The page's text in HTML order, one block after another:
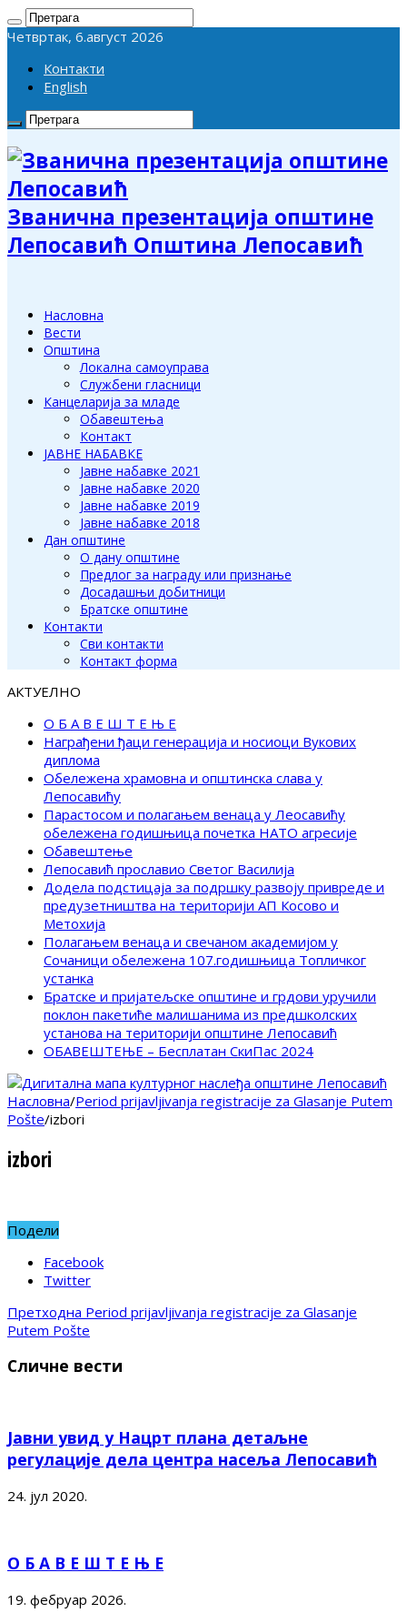
Четвртак, 6.август 2026
Контакти
English
Званична презентација општине
Лепосавић Општина Лепосавић
Насловна
Вести
Општина
Локална самоуправа
Службени гласници
Канцеларија за младе
Обавештења
Контакт
ЈАВНЕ НАБАВКЕ
Јавне набавке 2021
Јавне набавке 2020
Јавне набавке 2019
Јавне набавке 2018
Дан општине
О дану општине
Предлог за награду или признање
Досадашњи добитници
Братске општине
Контакти
Сви контакти
Контакт форма
АКТУЕЛНО
О Б А В Е Ш Т Е Њ Е
Награђени ђаци генерација и носиоци Вукових
диплома
Обележена храмовна и општинска слава у
Лепосавићу
Парастосом и полагањем венаца у Леосавићу
обележена годишњица почетка НАТО агресије
Обавештење
Лепосавић прославио Светог Василија
Додела подстицаја за подршку развоју привреде и
предузетништва на територији АП Косово и
Метохија
Полагањем венаца и свечаном академијом у
Сочаници обележена 107.годишњица Топличког
устанка
Братске и пријатељске општине и грдови уручили
поклон пакетиће малишанима из предшколских
установа на територији општине Лепосавић
ОБАВЕШТЕЊЕ – Бесплатан СкиПас 2024
Насловна/Period prijavljivanja registracije za Glasanje Putem
Pošte/izbori
izbori
Подели
Facebook
Twitter
Претходна Period prijavljivanja registracije za Glasanje
Putem Pošte
Сличне вести
Јавни увид у Нацрт плана детаљне
регулације дела центра насеља Лепосавић
24. јул 2020.
О Б А В Е Ш Т Е Њ Е
19. фебруар 2026.